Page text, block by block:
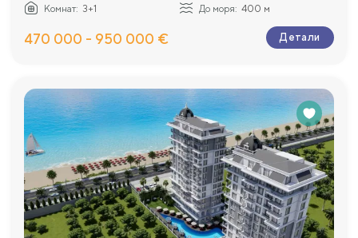
Комнат: 3+1 До моря: 400 м
470 000 - 950 000 € Детали